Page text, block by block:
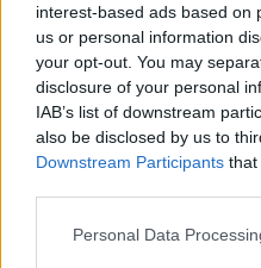
interest-based ads based on
us or personal information
your opt-out. You may
disclosure of your personal
IAB’s list of downstream
also be disclosed by us to
Downstream Participants that
Personal Data
Épített
Mohács a
AJÁNLJUK MÉG